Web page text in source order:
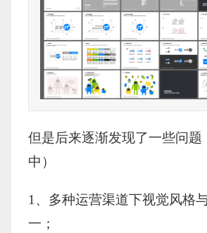
但是后来逐渐发现了一些问题
中）
1、多种运营渠道下视觉风格
一；